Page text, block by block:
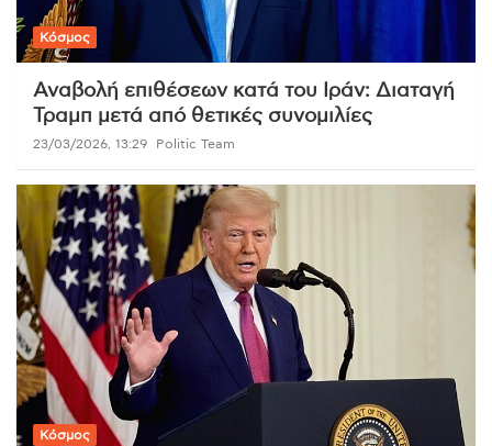
Κόσμος
Αναβολή επιθέσεων κατά του Ιράν: Διαταγή
Τραμπ μετά από θετικές συνομιλίες
23/03/2026, 13:29 Politic Team
Κόσμος